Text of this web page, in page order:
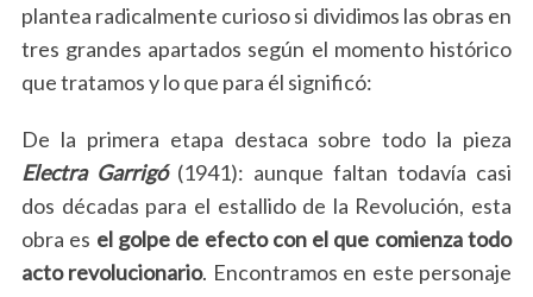
plantea radicalmente curioso si dividimos las obras en
tres grandes apartados según el momento histórico
que tratamos y lo que para él significó:
De la primera etapa destaca sobre todo la pieza
Electra Garrigó (1941): aunque faltan todavía casi
dos décadas para el estallido de la Revolución, esta
obra es el golpe de efecto con el que comienza todo
acto revolucionario. Encontramos en este personaje